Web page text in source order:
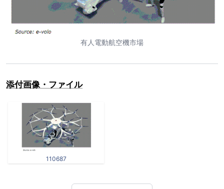
有人電動航空機市場
添付画像・ファイル
110687